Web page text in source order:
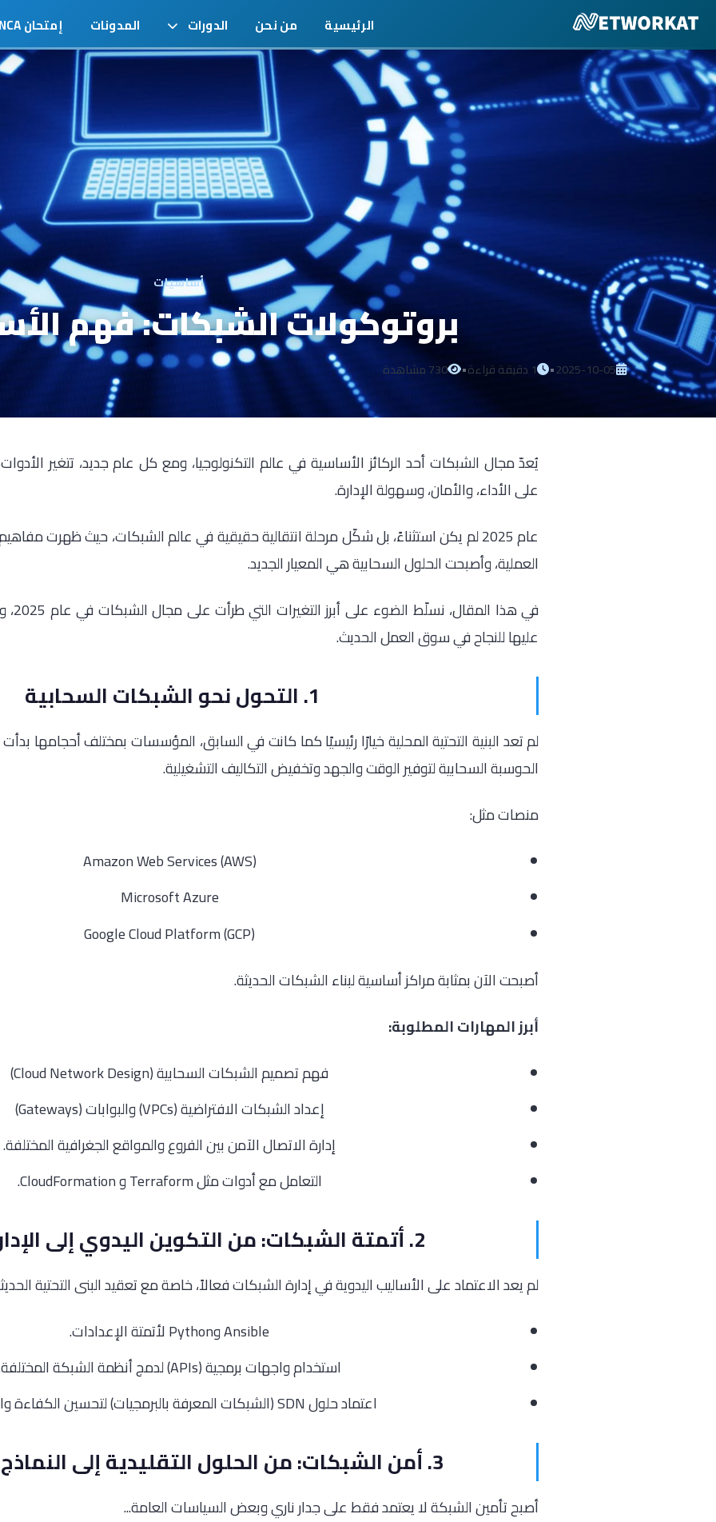
الرئيسية من نحن الدورات المدونات إمتحان NCA
أساسيات
بروتوكولات الشبكات: فهم
2025-10-05
• 1 دقيقة قراءة • 730 مشاهدة
يُعدّ مجال الشبكات أحد الركائز الأساسية في عالم التكنولوجيا، ومع كل عام جديد، تتغير الأدوات،
على الأداء، والأمان، وسهولة الإدارة.
عام 2025 لم يكن استثناءً، بل شكّل مرحلة انتقالية حقيقية في عالم الشبكات، حيث ظهرت
العملية، وأصبحت الحلول السحابية هي المعيار الجديد.
في
عليها للنجاح في سوق العمل الحديث.
1. التحول نحو الشبكات السحابية
لم تعد البنية التحتية المحلية خيارًا رئيسيًا كما كانت في السابق، المؤسسات بمختلف أحجامها
الحوسبة السحابية لتوفير الوقت والجهد وتخفيض التكاليف التشغيلية.
منصات مثل:
Amazon Web Services (AWS)
Microsoft Azure
Google Cloud Platform (GCP)
أصبحت الآن بمثابة مراكز أساسية لبناء الشبكات الحديثة.
أبرز المهارات المطلوبة:
فهم تصميم الشبكات السحابية (Cloud Network Design)
إعداد الشبكات الافتراضية (VPCs) والبوابات (Gateways)
إدارة الاتصال الآمن بين الفروع والمواقع الجغرافية المختلفة.
التعامل مع أدوات مثل Terraform و CloudFormation.
2. أتمتة الشبكات: من التكوين اليدوي إلى الإدارة الذكية
لم يعد الاعتماد على الأساليب اليدوية في إدارة الشبكات فعالاً، خاصة مع تعقيد البنى التحتية
Ansible وPython لأتمتة الإعدادات.
استخدام واجهات برمجية (APIs) لدمج أنظمة الشبكة المختلفة.
اعتماد حلول SDN (الشبكات المعرفة بالبرمجيات) لتحسين الكفاءة والمرونة.
3. أمن الشبكات: من الحلول التقليدية إلى النماذج المتكاملة
أصبح تأمين الشبكة لا يعتمد فقط على جدار ناري وبعض السياسات العامة...